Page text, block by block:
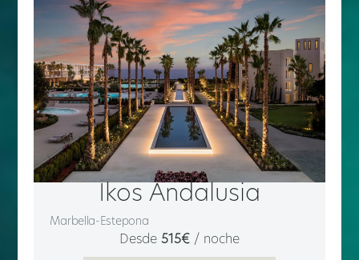
Ikos Andalusia
Marbella-Estepona​
Desde 515€ / noche